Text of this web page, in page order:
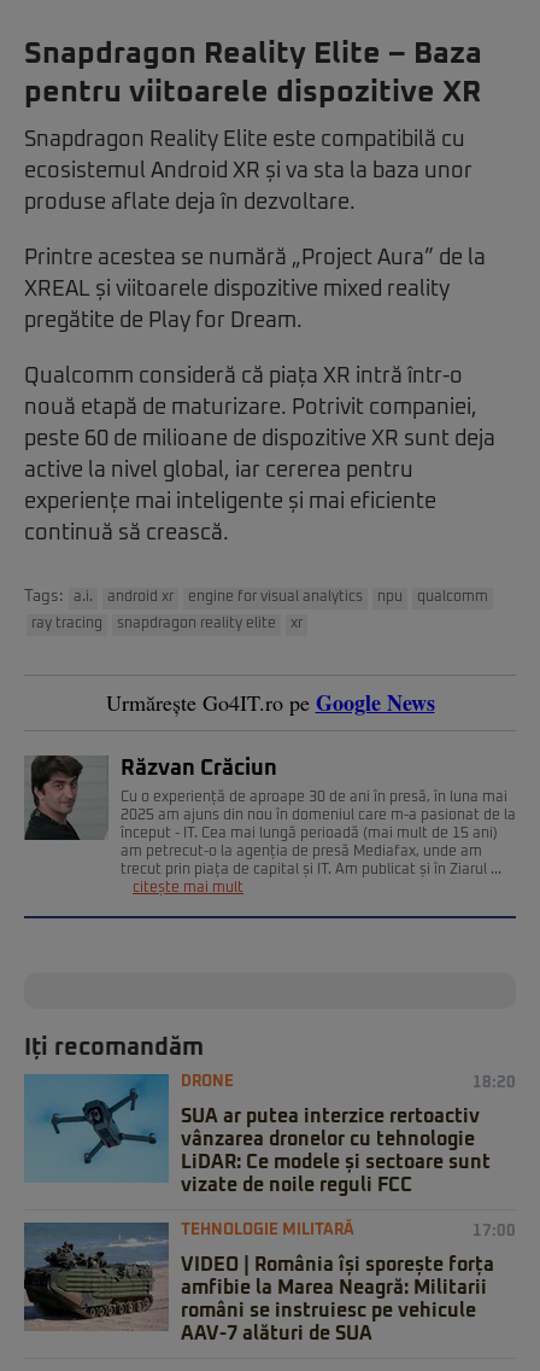
Snapdragon Reality Elite – Baza
pentru viitoarele dispozitive XR
Snapdragon Reality Elite este compatibilă cu
ecosistemul Android XR și va sta la baza unor
produse aflate deja în dezvoltare.
Printre acestea se numără „Project Aura” de la
XREAL și viitoarele dispozitive mixed reality
pregătite de Play for Dream.
Qualcomm consideră că piața XR intră într-o
nouă etapă de maturizare. Potrivit companiei,
peste 60 de milioane de dispozitive XR sunt deja
active la nivel global, iar cererea pentru
experiențe mai inteligente și mai eficiente
continuă să crească.
Tags: a.i. android xr engine for visual analytics npu
qualcomm
ray tracing
snapdragon reality elite xr
Urmărește Go4IT.ro pe Google News
Răzvan Crăciun
Cu o experiență de aproape 30 de ani în presă, în luna mai
2025 am ajuns din nou în domeniul care m-a pasionat de la
început - IT. Cea mai lungă perioadă (mai mult de 15 ani)
am petrecut-o la agenția de presă Mediafax, unde am
trecut prin piața de capital și IT. Am publicat și în Ziarul ...
citește mai mult
Iți recomandăm
DRONE 18:20
SUA ar putea interzice rertoactiv
vânzarea dronelor cu tehnologie
LiDAR: Ce modele și sectoare sunt
vizate de noile reguli FCC
TEHNOLOGIE MILITARĂ 17:00
VIDEO | România își sporește forța
amfibie la Marea Neagră: Militarii
români se instruiesc pe vehicule
AAV-7 alături de SUA